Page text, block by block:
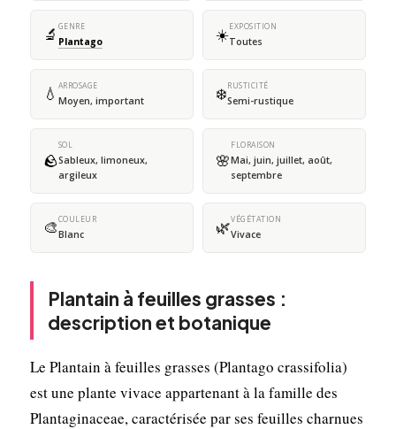
🔬 GENRE
Plantago ☀️EXPOSITION
Toutes
💧 ARROSAGE
Moyen, important ❄️RUSTICITÉ
Semi-rustique
🪨
SOL
Sableux, limoneux,
argileux
🌸
FLORAISON
Mai, juin, juillet, août,
septembre
🎨COULEUR
Blanc 🌿VÉGÉTATION
Vivace
Plantain à feuilles grasses :
description et botanique
Le Plantain à feuilles grasses (Plantago crassifolia)
est une plante vivace appartenant à la famille des
Plantaginaceae, caractérisée par ses feuilles charnues